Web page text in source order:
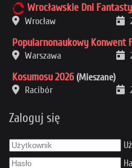
Wrocławskie Dni
Wrocław
Popularnonaukowy Konwent
Warszawa
Kosumosu 2026 (Mieszane)
Racibór
Zaloguj się